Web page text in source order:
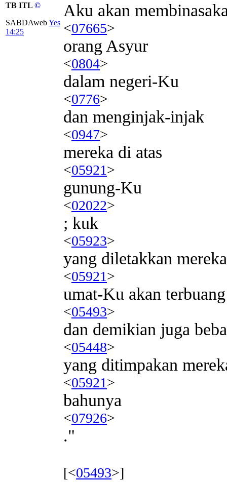
TB ITL ©
SABDAwebYes
14:25
Aku akan
<07665>
orang Asyur
<0804>
dalam negeri-Ku
<0776>
dan menginjak-injak
<0947>
mereka di atas
<05921>
gunung-Ku
<02022>
; kuk
<05923>
yang diletakkan
<05921>
umat-Ku akan terbuang
<05493>
dan demikian juga
<05448>
yang ditimpakan
<05921>
bahunya
<07926>
."
[<05493>]